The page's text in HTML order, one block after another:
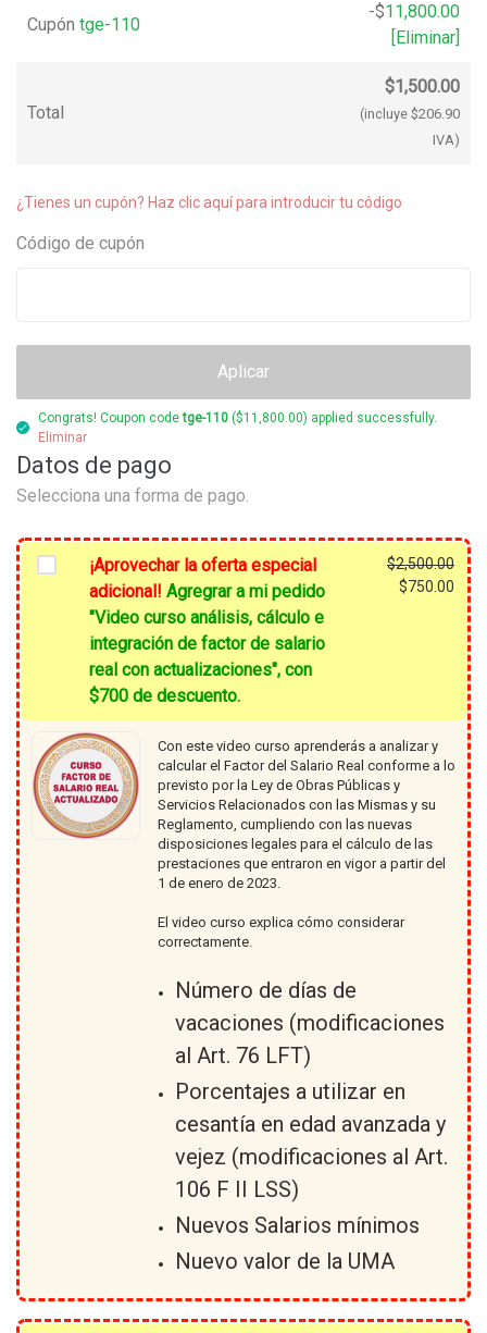
Cupón tge-110
-$11,800.00
[Eliminar]
Total
$1,500.00
(incluye $206.90
IVA)
¿Tienes un cupón? Haz clic aquí para introducir tu código
Código de cupón
Aplicar
Congrats! Coupon codetge-110 ($11,800.00) applied successfully.
Eliminar
Datos de pago
Selecciona una forma de pago.
¡Aprovechar la oferta especial
adicional! Agregrar a mi pedido
"Video curso análisis, cálculo e
integración de factor de salario
real con actualizaciones", con
$700 de descuento.
$2,500.00
era:
$750.00
es:
Con este video curso aprenderás a analizar y
calcular el Factor del Salario Real conforme a lo
previsto por la Ley de Obras Públicas y
Servicios Relacionados con las Mismas y su
Reglamento, cumpliendo con las nuevas
disposiciones legales para el cálculo de las
prestaciones que entraron en vigor a partir del
1 de enero de 2023.
El video curso explica cómo considerar
correctamente.
Número de días de
vacaciones (modificaciones
al Art. 76 LFT)
Porcentajes a utilizar en
cesantía en edad avanzada y
vejez (modificaciones al Art.
106 F II LSS)
Nuevos Salarios mínimos
Nuevo valor de la UMA